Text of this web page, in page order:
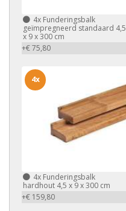
4x Funderingsbalk
geïmpregneerd standaard 4,5
x 9 x 300 cm
+€ 75,80
4x Funderingsbalk
hardhout 4,5 x 9 x 300 cm
+€ 159,80
4x